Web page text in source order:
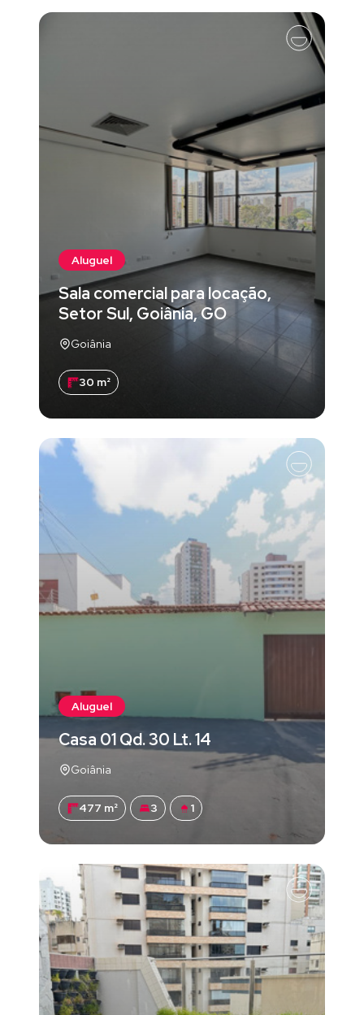
Aluguel
Sala comercial para locação,
Setor Sul, Goiânia, GO
Goiânia
30 m²
Aluguel
Casa 01 Qd. 30 Lt. 14
Goiânia
477 m² 3 1